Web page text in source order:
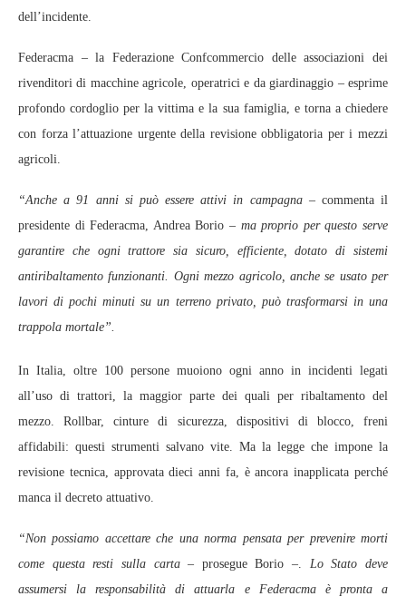
dell’incidente.
Federacma – la Federazione Confcommercio delle associazioni dei
rivenditori di macchine agricole, operatrici e da giardinaggio – esprime
profondo cordoglio per la vittima e la sua famiglia, e torna a chiedere
con forza l’attuazione urgente della revisione obbligatoria per i mezzi
agricoli.
“Anche a 91 anni si può essere attivi in campagna – commenta il
presidente di Federacma, Andrea Borio – ma proprio per questo serve
garantire che ogni trattore sia sicuro, efficiente, dotato di sistemi
antiribaltamento funzionanti. Ogni mezzo agricolo, anche se usato per
lavori di pochi minuti su un terreno privato, può trasformarsi in una
trappola mortale”.
In Italia, oltre 100 persone muoiono ogni anno in incidenti legati
all’uso di trattori, la maggior parte dei quali per ribaltamento del
mezzo. Rollbar, cinture di sicurezza, dispositivi di blocco, freni
affidabili: questi strumenti salvano vite. Ma la legge che impone la
revisione tecnica, approvata dieci anni fa, è ancora inapplicata perché
manca il decreto attuativo.
“Non possiamo accettare che una norma pensata per prevenire morti
come questa resti sulla carta – prosegue Borio –. Lo Stato deve
assumersi la responsabilità di attuarla e Federacma è pronta a